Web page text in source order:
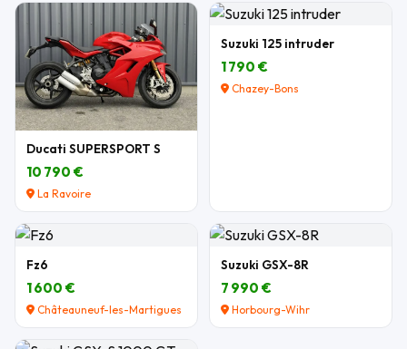
Ducati SUPERSPORT S
10 790 €
La Ravoire
Suzuki 125 intruder
1 790 €
Chazey-Bons
Fz6
1 600 €
Châteauneuf-les-Martigues
Suzuki GSX-8R
7 990 €
Horbourg-Wihr